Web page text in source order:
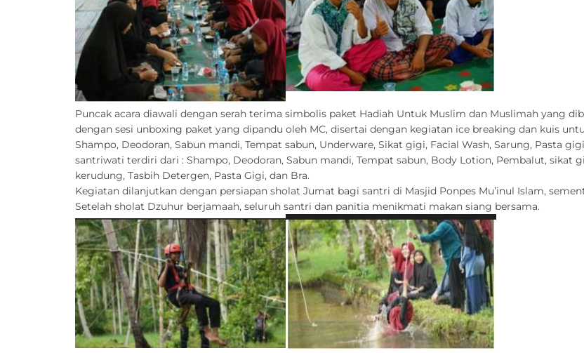
Puncak acara diawali dengan serah terima simbolis paket Hadiah Untuk Muslim dan Muslimah yang
dengan sesi unboxing paket yang dipandu oleh MC, disertai dengan kegiatan ice breaking dan kuis
Shampo, Deodoran, Sabun mandi, Tempat sabun, Underware, Sikat gigi, Facial Wash, Sarung, Pasta
santriwati terdiri dari : Shampo, Deodoran, Sabun mandi, Tempat sabun, Body Lotion, Pembalut, sikat
kerudung, Tasbih Detergen, Pasta Gigi, dan Bra.
Kegiatan dilanjutkan dengan persiapan sholat Jumat bagi santri di Masjid Ponpes Mu’inul Islam,
Setelah sholat Dzuhur berjamaah, seluruh santri dan panitia menikmati makan siang bersama.